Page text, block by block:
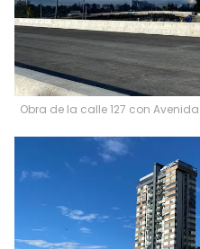
Obra de la calle 127 con